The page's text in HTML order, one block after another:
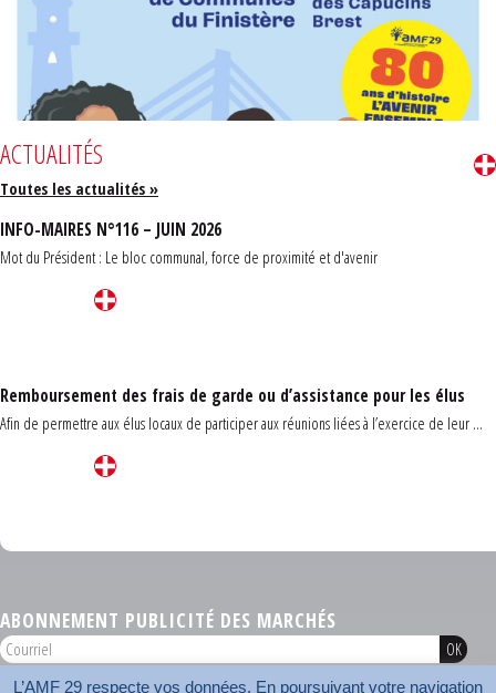
ACTUALITÉS
Toutes les actualités »
INFO-MAIRES N°116 – JUIN 2026
Mot du Président : Le bloc communal, force de proximité et d'avenir
Remboursement des frais de garde ou d’assistance pour les élus
Afin de permettre aux élus locaux de participer aux réunions liées à l’exercice de leur ...
ABONNEMENT PUBLICITÉ DES MARCHÉS
L’AMF 29 respecte vos données. En poursuivant votre navigation